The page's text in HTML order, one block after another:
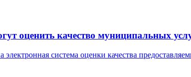
оценить качество муниципальных
электронная система оценки качества